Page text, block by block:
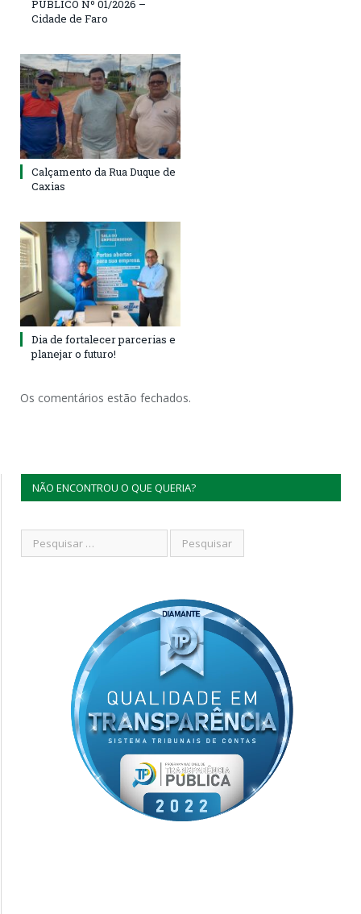
PÚBLICO Nº 01/2026 –
Cidade de Faro
Calçamento da Rua Duque de
Caxias
Dia de fortalecer parcerias e
planejar o futuro!
Os comentários estão fechados.
NÃO ENCONTROU O QUE QUERIA?